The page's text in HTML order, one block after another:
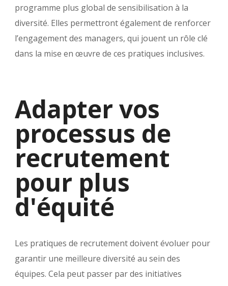
programme plus global de sensibilisation à la
diversité. Elles permettront également de renforcer
l’engagement des managers, qui jouent un rôle clé
dans la mise en œuvre de ces pratiques inclusives.
Adapter vos
processus de
recrutement
pour plus
d'équité
Les pratiques de recrutement doivent évoluer pour
garantir une meilleure diversité au sein des
équipes. Cela peut passer par des initiatives